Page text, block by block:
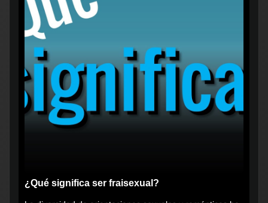
¿Qué significa ser fraisexual?